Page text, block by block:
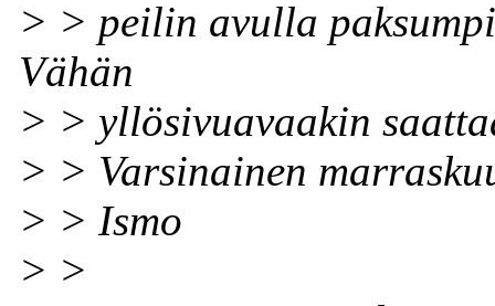
> > peilin avulla
Vähän
> > yllösivuavaakin
> > Varsinainen
> > Ismo
> >